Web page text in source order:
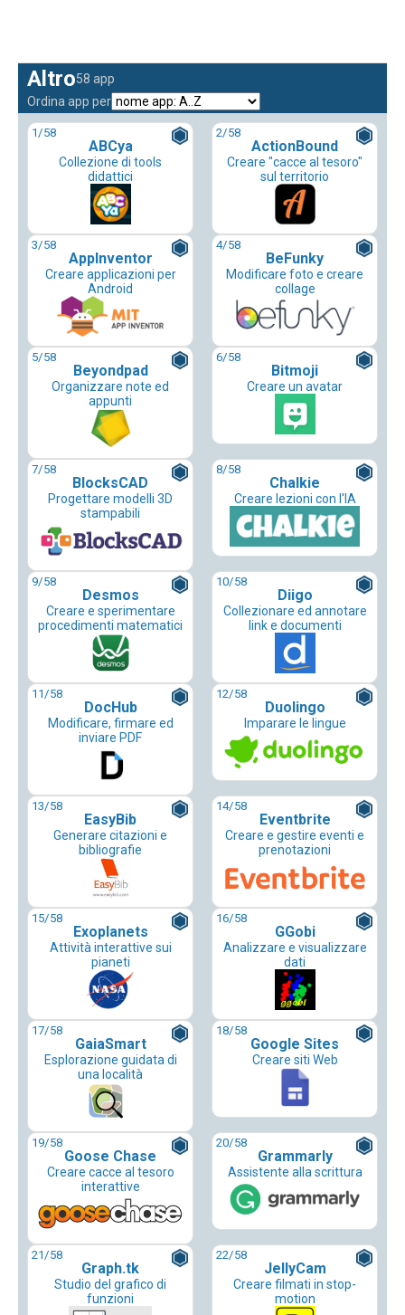
Altro58 app
Ordina app per
1/58
ABCya
Collezione di tools
didattici
2/58
ActionBound
Creare "cacce al tesoro"
sul territorio
3/58
AppInventor
Creare applicazioni per
Android
4/58
BeFunky
Modificare foto e creare
collage
5/58
Beyondpad
Organizzare note ed
appunti
6/58
Bitmoji
Creare un avatar
7/58
BlocksCAD
Progettare modelli 3D
stampabili
8/58
Chalkie
Creare lezioni con l'IA
9/58
Desmos
Creare e sperimentare
procedimenti matematici
10/58
Diigo
Collezionare ed annotare
link e documenti
11/58
DocHub
Modificare, firmare ed
inviare PDF
12/58
Duolingo
Imparare le lingue
13/58
EasyBib
Generare citazioni e
bibliografie
14/58
Eventbrite
Creare e gestire eventi e
prenotazioni
15/58
Exoplanets
Attività interattive sui
pianeti
16/58
GGobi
Analizzare e visualizzare
dati
17/58
GaiaSmart
Esplorazione guidata di
una località
18/58
Google Sites
Creare siti Web
19/58
Goose Chase
Creare cacce al tesoro
interattive
20/58
Grammarly
Assistente alla scrittura
21/58
Graph.tk
Studio del grafico di
funzioni
22/58
JellyCam
Creare filmati in stop-
motion